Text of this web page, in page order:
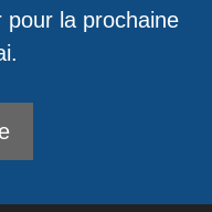
pour la prochaine